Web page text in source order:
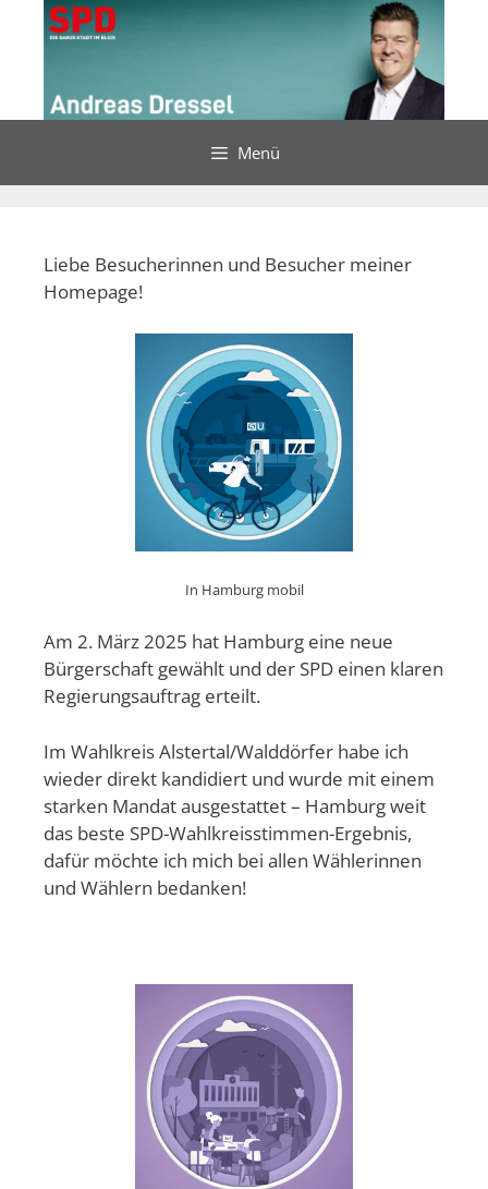
Menü
Liebe Besucherinnen und Besucher meiner
Homepage!
In Hamburg mobil
Am 2. März 2025 hat Hamburg eine neue
Bürgerschaft gewählt und der SPD einen klaren
Regierungsauftrag erteilt.
Im Wahlkreis Alstertal/Walddörfer habe ich
wieder direkt kandidiert und wurde mit einem
starken Mandat ausgestattet – Hamburg weit
das beste SPD-Wahlkreisstimmen-Ergebnis,
dafür möchte ich mich bei allen Wählerinnen
und Wählern bedanken!